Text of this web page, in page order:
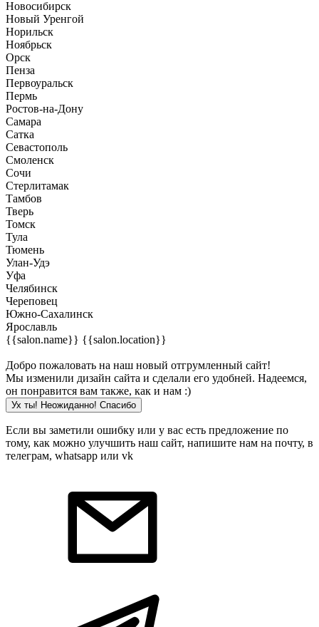
Новосибирск
Новый Уренгой
Норильск
Ноябрьск
Орск
Пенза
Первоуральск
Пермь
Ростов-на-Дону
Самара
Сатка
Севастополь
Смоленск
Сочи
Стерлитамак
Тамбов
Тверь
Томск
Тула
Тюмень
Улан-Удэ
Уфа
Челябинск
Череповец
Южно-Сахалинск
Ярославль
{{salon.name}} {{salon.location}}
Добро пожаловать на наш новый отгрумленный сайт!
Мы изменили дизайн сайта и сделали его удобней. Надеемся,
он понравится вам также, как и нам :)
Ух ты! Неожиданно! Cпасибо
Если вы заметили ошибку или у вас есть предложение по
тому, как можно улучшить наш сайт, напишите нам на почту, в
телеграм, whatsapp или vk